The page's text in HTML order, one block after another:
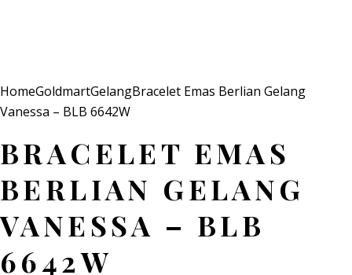
HomeGoldmartGelangBracelet Emas Berlian Gelang
Vanessa – BLB 6642W
BRACELET EMAS
BERLIAN GELANG
VANESSA – BLB
6642W